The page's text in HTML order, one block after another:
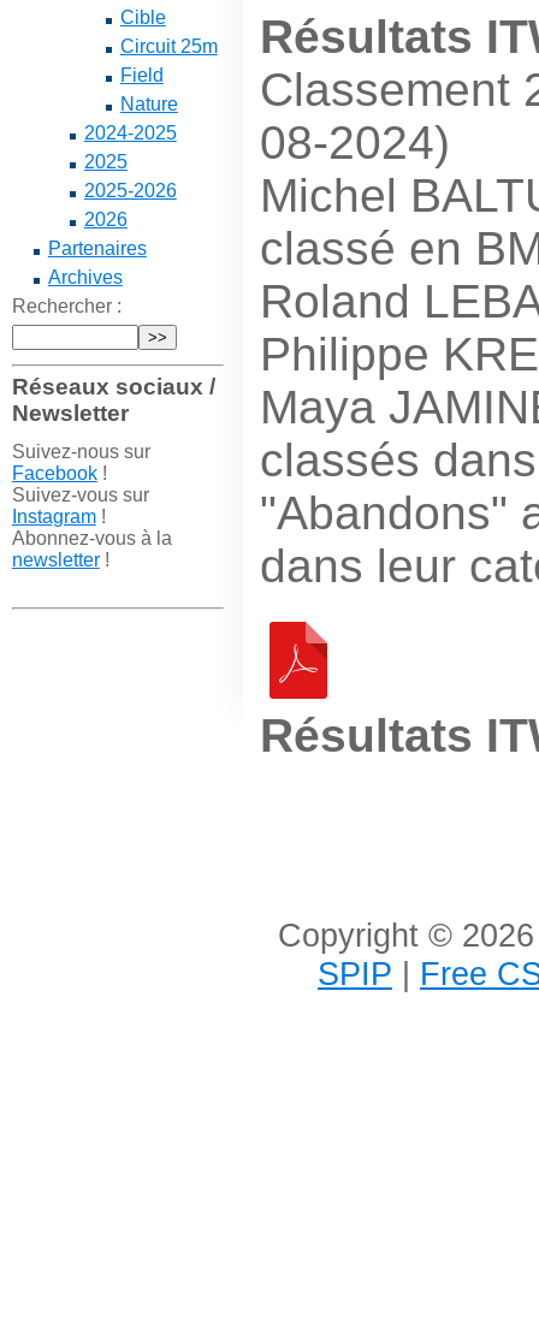
Cible
Circuit 25m
Field
Nature
2024-2025
2025
2025-2026
2026
Partenaires
Archives
Rechercher :
Réseaux sociaux /
Newsletter
Suivez-nous sur
Facebook!
Suivez-vous sur
Instagram!
Abonnez-vous à la
newsletter!
Résultats
Classement
08-2024)
Michel
classé en
Roland
Philippe
Maya
classés
"Abandons"
dans leur
Résultats
Copyright ©
SPIP | Free